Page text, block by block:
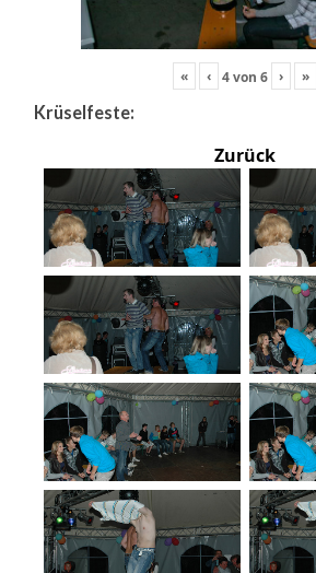
« ‹ 4von 6 › »
Krüselfeste:
Zurück